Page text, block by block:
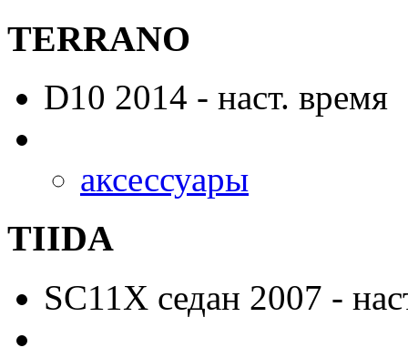
TERRANO
D10 2014 - наст. время
аксессуары
TIIDA
SC11X седан 2007 -